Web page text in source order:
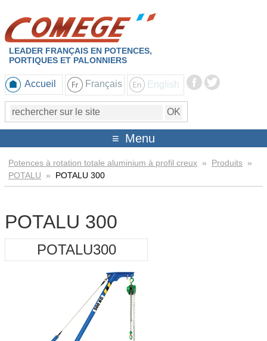
LEADER FRANÇAIS EN POTENCES,
PORTIQUES ET PALONNIERS
Accueil Français English
Menu
Potences à rotation totale aluminium à profil creux » Produits »
POTALU » POTALU 300
POTALU 300
POTALU300